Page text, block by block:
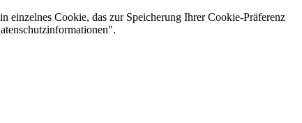
einzelnes Cookie, das zur Speicherung Ihrer Cookie-Präferenz